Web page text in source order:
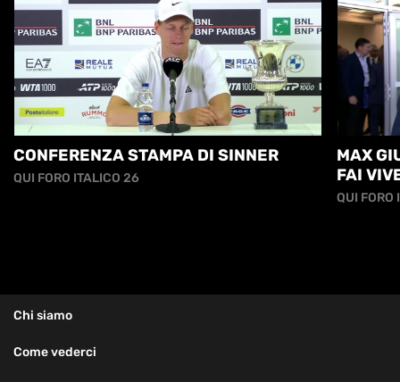
CONFERENZA STAMPA DI SINNER
QUI FORO ITALICO 26
MAX
FAI
QUI FORO
Chi siamo
Come vederci